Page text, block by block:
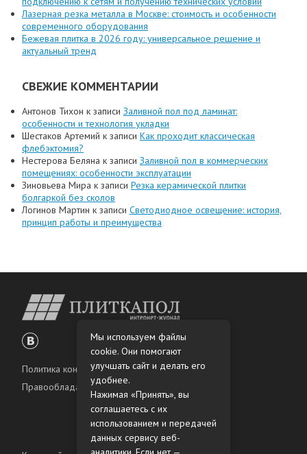
Лазерная резка металла в Москве: стоимость и особенности
современного оборудования
Бежевая плитка в 2026 году: универсальное решение и
актуальный тренд
СВЕЖИЕ КОММЕНТАРИИ
Антонов Тихон к записи Заливной пол под ламинат:
особенности и технология укладки
Шестаков Артемий к записи Как проходит классическая
флебэктомия?
Нестерова Беляна к записи Заливной пол в коммерческих
помещениях: особенности эксплуатации
Зиновьева Мира к записи Резка керамической плитки
болгаркой без сколов
Логинов Мартин к записи Светодиодное освещение: история,
принцип работы и преимущества
Политика конфиденциальности
Правообладателям
Мы используем файлы
cookie. Они помогают
улучшать сайт и делать его
удобнее.
Нажимая «Принять», вы
соглашаетесь с их
использованием и передачей
данных сервису веб-